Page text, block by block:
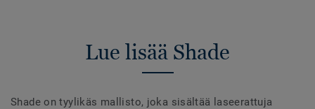
Lue lisää Shade
Shade on tyylikäs mallisto, joka sisältää laseerattuja